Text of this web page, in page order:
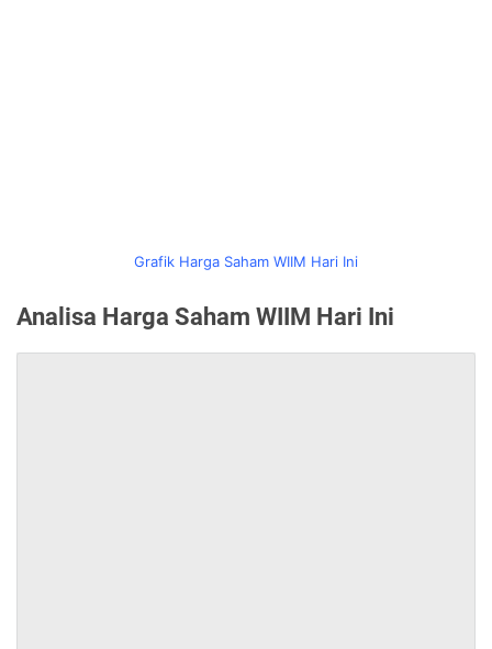
Grafik Harga Saham WIIM Hari Ini
Analisa Harga Saham WIIM Hari Ini